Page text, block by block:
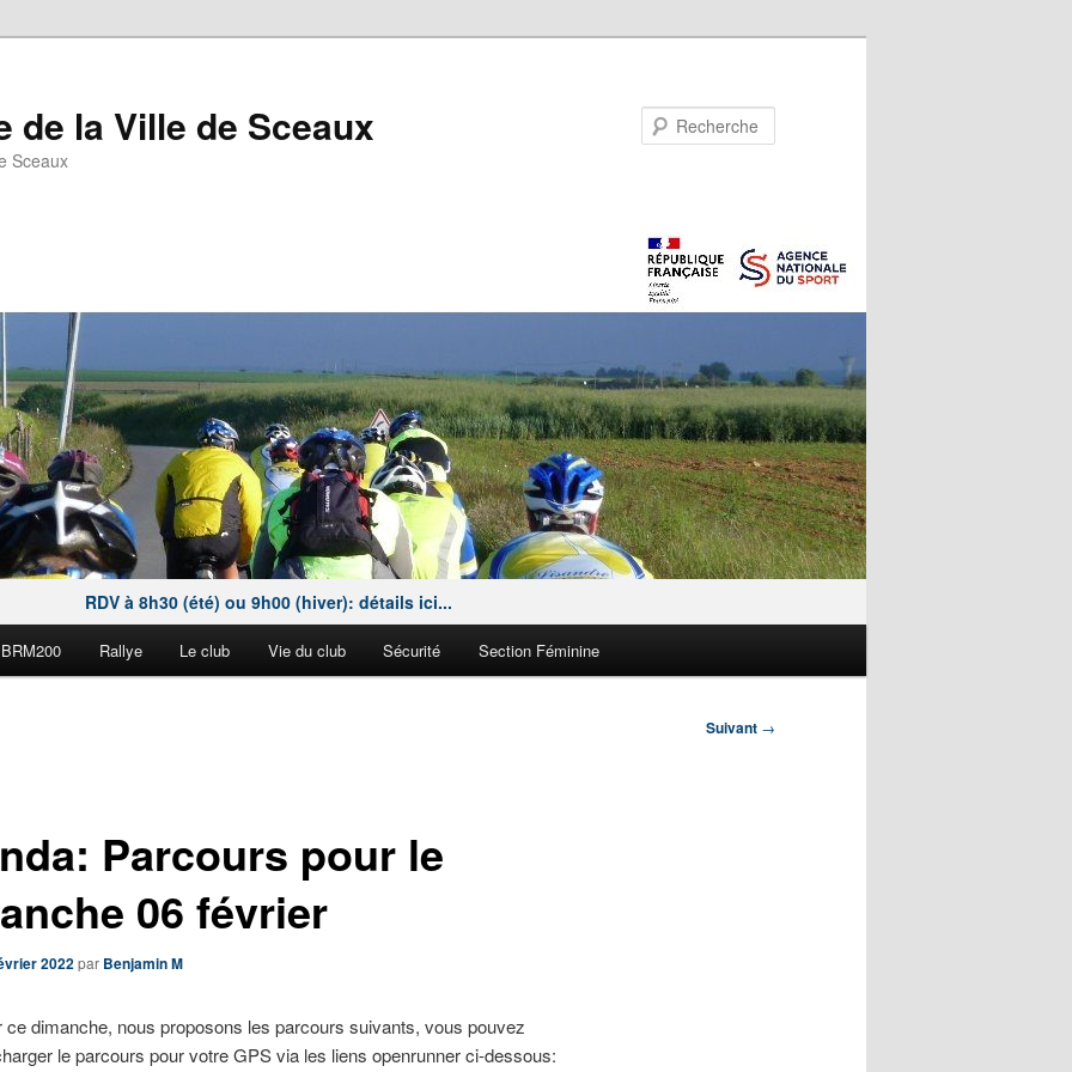
de la Ville de Sceaux
Sceaux
RDV à 8h30 (été) ou 9h00 (hiver): détails ici...
BRM200 Rallye Le club Vie du club Sécurité Section Féminine
Suivant →
Parcours pour le
06 février
2022par Benjamin M
ce dimanche, nous proposons les parcours suivants, vous pouvez
le parcours pour votre GPS via les liens openrunner ci-dessous: